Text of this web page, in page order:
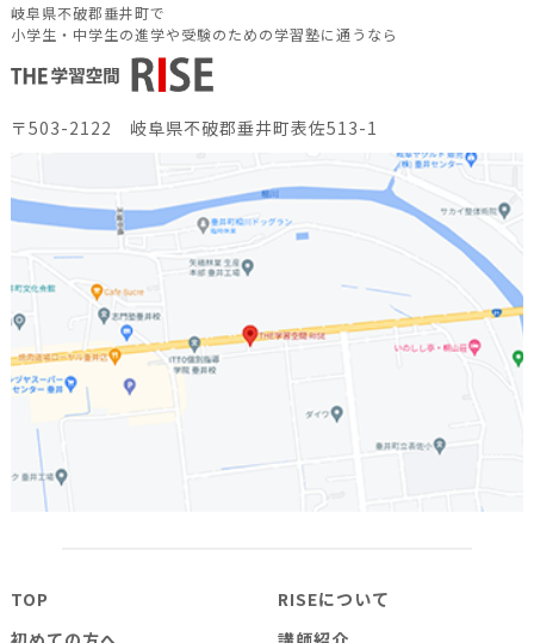
岐阜県不破郡垂井町で
小学生・中学生の進学や受験のための学習塾に通うなら
〒503-2122 岐阜県不破郡垂井町表佐513-1
TOP
RISEについて